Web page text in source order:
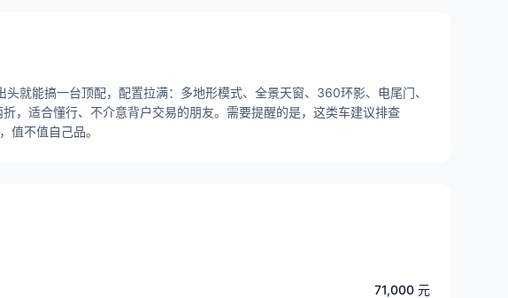
就能搞一台顶配，配置拉满：多地形模式、全景天窗、360环影、电尾门、
，适合懂行、不介意背户交易的朋友。需要提醒的是，这类车建议排查
值不值自己品。
71,000 元